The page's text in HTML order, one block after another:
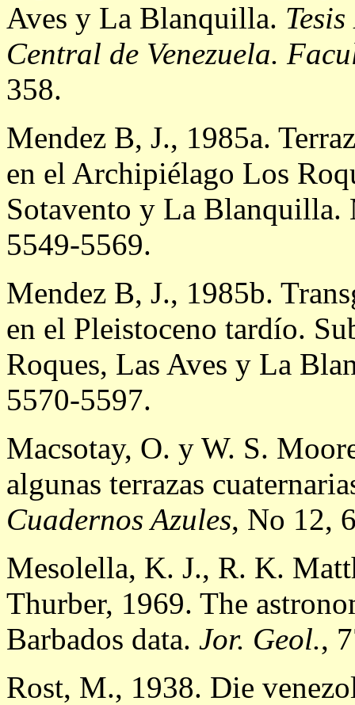
Aves y La Blanquilla.
Central de Venezuela.
358.
Mendez B, J., 1985a.
en el Archipiélago Los
Sotavento y La
5549-5569.
Mendez B, J., 1985b.
en el Pleistoceno tardío.
Roques, Las Aves y La
5570-5597.
Macsotay, O. y W. S.
algunas terrazas
Cuadernos Azules, No 12,
Mesolella, K. J., R. K.
Thurber, 1969. The
Barbados data. Jor. Geol.,
Rost, M., 1938. Die